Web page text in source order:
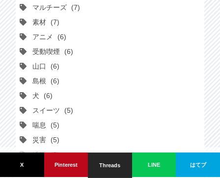
マルチーズ
7
素材
7
アニメ
6
受動喫煙
6
山口
6
島根
6
犬
6
スイーツ
5
喘息
5
災害
5
通販
5
スマホアプリ
X Pinterest Threads LINE はてブ